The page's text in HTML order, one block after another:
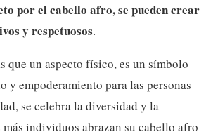
por el cabello afro, se pueden crear
y respetuosos.
que un aspecto físico, es un símbolo
y empoderamiento para las personas
se celebra la diversidad y la
individuos abrazan su cabello afro